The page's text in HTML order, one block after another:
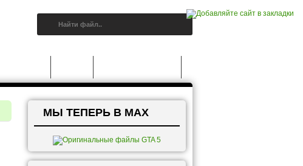
МЫ ТЕПЕРЬ В MAX